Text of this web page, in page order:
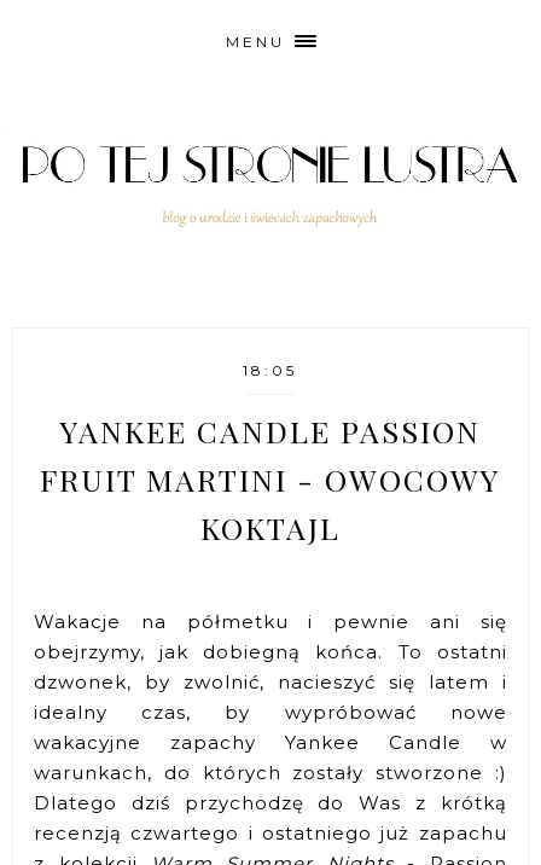
MENU
18:05
YANKEE CANDLE PASSION
FRUIT MARTINI - OWOCOWY
KOKTAJL
Wakacje na półmetku i pewnie ani się
obejrzymy, jak dobiegną końca. To ostatni
dzwonek, by zwolnić, nacieszyć się latem i
idealny czas, by wypróbować nowe
wakacyjne zapachy Yankee Candle w
warunkach, do których zostały stworzone :)
Dlatego dziś przychodzę do Was z krótką
recenzją czwartego i ostatniego już zapachu